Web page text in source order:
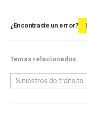
¿Encontraste un error?
Temas relacionados
Siniestros de tránsito